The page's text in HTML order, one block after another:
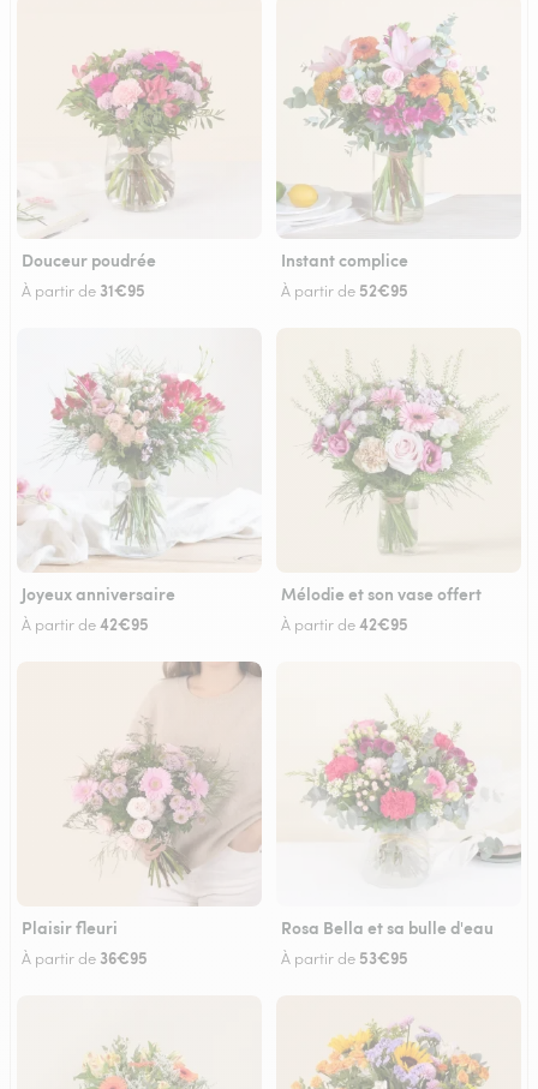
Douceur poudrée
À partir de 31€95
Instant complice
À partir de 52€95
Joyeux anniversaire
À partir de42€95
Mélodie et son vase offert
À partir de42€95
Plaisir fleuri
À partir de 36€95
Rosa Bella et sa bulle d'eau
À partir de 53€95